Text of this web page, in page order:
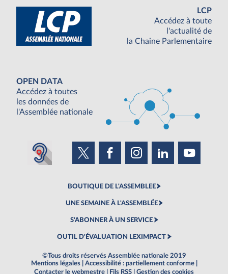
LCP
Accédez à toute
l'actualité de
la Chaine Parlementaire
OPEN DATA
Accédez à toutes
les données de
l'Assemblée nationale
BOUTIQUE DE L'ASSEMBLEE
UNE SEMAINE À L'ASSEMBLÉE
S'ABONNER À UN SERVICE
OUTIL D'ÉVALUATION LEXIMPACT
©Tous droits réservés Assemblée nationale 2019
Mentions légales
Accessibilité : partiellement conforme
Contacter le webmestre
Fils RSS Gestion des cookies